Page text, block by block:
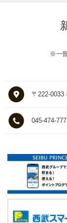
※一
〒222-0033
045-474-